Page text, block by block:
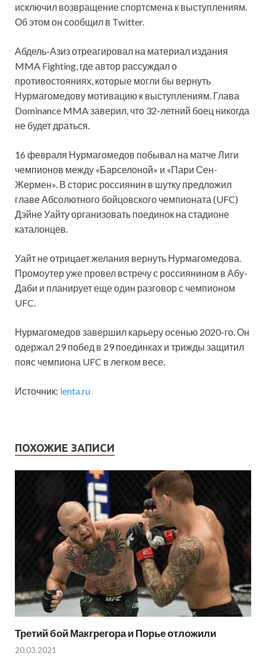
исключил возвращение спортсмена к выступлениям.
Об этом он сообщил в Twitter.
Абдель-Азиз отреагировал на материал издания
MMA Fighting, где автор рассуждал о
противостояниях, которые могли бы вернуть
Нурмагомедову мотивацию к выступлениям. Глава
Dominance MMA заверил, что 32-летний боец никогда
не будет драться.
16 февраля Нурмагомедов побывал на матче Лиги
чемпионов между «Барселоной» и «Пари Сен-
Жермен». В сторис россиянин в шутку предложил
главе Абсолютного бойцовского чемпионата (UFC)
Дэйне Уайту организовать поединок на стадионе
каталонцев.
Уайт не отрицает желания вернуть Нурмагомедова.
Промоутер уже провел встречу с россиянином в Абу-
Даби и планирует еще один разговор с чемпионом
UFC.
Нурмагомедов завершил карьеру осенью 2020-го. Он
одержал 29 побед в 29 поединках и трижды защитил
пояс чемпиона UFC в легком весе.
Источник: lenta.ru
ПОХОЖИЕ ЗАПИСИ
Третий бой Макгрегора и Порье отложили
20.03.2021